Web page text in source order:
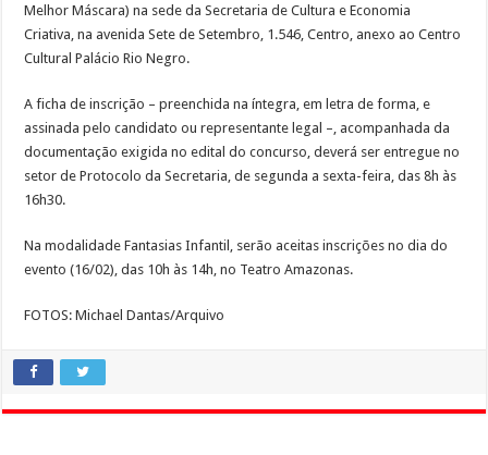
Melhor Máscara) na sede da Secretaria de Cultura e Economia
Criativa, na avenida Sete de Setembro, 1.546, Centro, anexo ao Centro
Cultural Palácio Rio Negro.
A ficha de inscrição – preenchida na íntegra, em letra de forma, e
assinada pelo candidato ou representante legal –, acompanhada da
documentação exigida no edital do concurso, deverá ser entregue no
setor de Protocolo da Secretaria, de segunda a sexta-feira, das 8h às
16h30.
Na modalidade Fantasias Infantil, serão aceitas inscrições no dia do
evento (16/02), das 10h às 14h, no Teatro Amazonas.
FOTOS: Michael Dantas/Arquivo